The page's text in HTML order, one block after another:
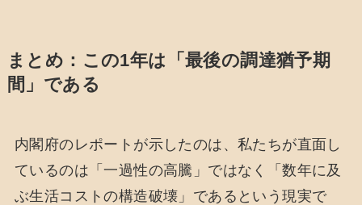
まとめ：この1年は「最後の調達猶予期
間」である
内閣府のレポートが示したのは、私たちが直面し
ているのは「一過性の高騰」ではなく「数年に及
ぶ生活コストの構造破壊」であるという現実で